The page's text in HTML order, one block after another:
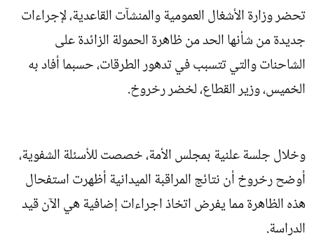
تحضر وزارة الأشغال العمومية والمنشآت القاعدية، لإجراءات
جديدة من شأنها الحد من ظاهرة الحمولة الزائدة على
الشاحنات والتي تتسبب في تدهور الطرقات، حسبما أفاد به
الخميس، وزير القطاع، لخضر رخروخ.
وخلال جلسة علنية بمجلس الأمة، خصصت للأسئلة الشفوية،
أوضح رخروخ أن نتائج المراقبة الميدانية أظهرت استفحال
هذه الظاهرة مما يفرض اتخاذ اجراءات إضافية هي الآن قيد
الدراسة.